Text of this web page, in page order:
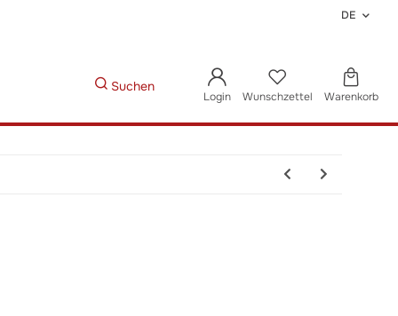
DE
Suchen
Login Wunschzettel Warenkorb